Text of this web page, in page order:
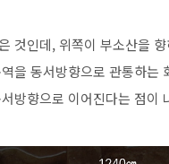
것인데, 위쪽이 부소산을
을 동서방향으로 관통하는
방향으로 이어진다는 점이